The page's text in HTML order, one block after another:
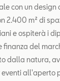
con un design
2.400 m² di
e ospiterà i
finanza del
dalla natura,
all'aperto